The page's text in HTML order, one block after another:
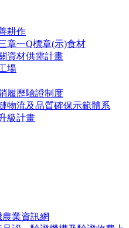
耕作
章一Q標章(示)食材
資材供需計畫
場
履歷驗證制度
物流及品質確保示範體系
級計畫
業資訊網